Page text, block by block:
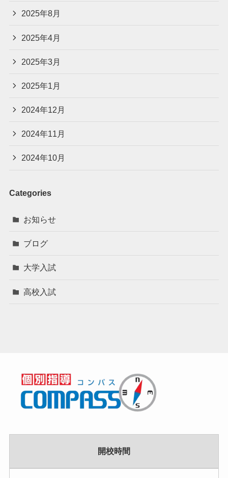
2025年8月
2025年4月
2025年3月
2025年1月
2024年12月
2024年11月
2024年10月
Categories
お知らせ
ブログ
大学入試
高校入試
開校時間